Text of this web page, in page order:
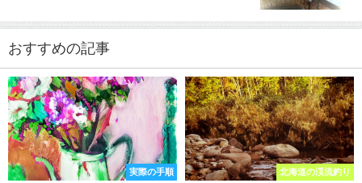
おすすめの記事
実際の手順 北海道の渓流釣り